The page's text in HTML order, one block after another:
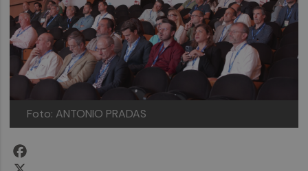
Foto: ANTONIO PRADAS